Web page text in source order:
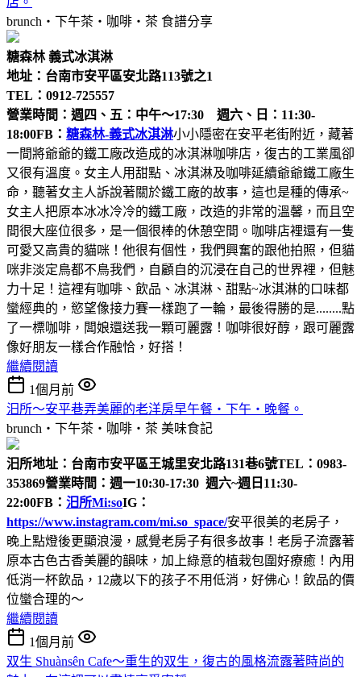
brunch‧下午茶‧咖啡‧茶 食譜分享
糖森林 義式冰淇淋
地址：台南市安平區安北路113號之1
TEL：0912-725557
營業時間：週四、五：中午～17:30 週六、日：11:30-
18:00FB： 糖森林-義式冰淇淋小小隱密在安平老街附近，藏著
一間將爺爺的鐵工廠改造成的冰淇淋咖啡店，復古的工業風卻
又很有溫度。女主人用甜點、冰淇淋及咖啡延續爺爺鐵工廠生
命，聽著女主人訴說著關於鐵工廠的故事，這也是種的傳承~
女主人把原本冰冰冷冷的鐵工廠，改造的非常的溫馨，而且空
間很大座位很多，是一個很棒的休憩空間。咖啡店裡還有一隻
可愛又高貴的貓咪！他很有個性，我們興奮的跟他拍照，但貓
咪非淡定鳥都不鳥我們，自顧自的沉浸在自己的世界裡，但魅
力十足！這裡有咖啡、飲品、冰淇淋、甜點~冰淇淋的口味都
蠻經典的，慾望像接力賽一樣跑了一輪，最後得勝的是........點
了一標咖啡，闆娘還送我一顆可麗露！咖啡很好醇，跟可麗露
像好朋友一樣合作融恰，好搭！
繼續閱讀
1個月前
汨所～安平巷弄美麗的老洋房早午餐‧下午‧晚餐。
brunch‧下午茶‧咖啡‧茶 美味食記
汨所地址：台南市安平區王城里安北路131巷6號TEL：0983-
353869營業時間：週一10:30-17:30 週六~週日11:30-
22:00FB： 汨所Mi:soIG：
https://www.instagram.com/mi.so_space/安平很美的老房子，
晚上點燈後更顯浪漫，感覺老房子有很多故事！老房子流露著
原本古色古香美麗的韻味，加上綠意的植栽包圍好療癒！內用
低消一杯飲品，12歲以下的孩子不用低消，好佛心！飲品的價
位蠻合理的～
繼續閱讀
1個月前
双生 Shuànsên Cafe～重生的双生，復古的風格流露著時尚的